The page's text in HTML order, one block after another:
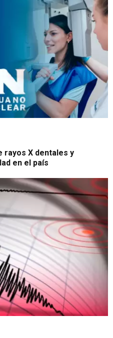
rayos X dentales y
en el país